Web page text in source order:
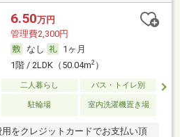
6.50万円
管理費2,300円
なし
1ヶ月
1階 / 2LDK（50.04m2）
二人暮らし
バス・トイレ別
駐輪場 室内洗濯機置き場
をクレジットカードでお支払い頂